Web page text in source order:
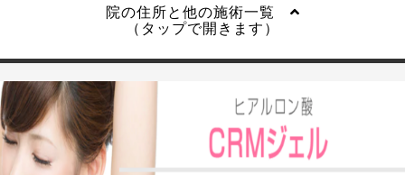
院の住所と他の施術一覧
（タップで開きます）